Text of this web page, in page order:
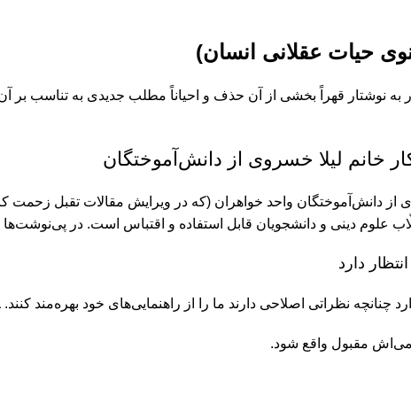
حیات عقلانی انسان)
به نوشتار قهراً بخشی از آن حذف و احیاناً مطلب جدیدی به
خانم لیلا خسروی از دانش‌آموختگان
دانش‌آموختگان واحد خواهران (که در ویرایش مقالات تقبل زحمت
علوم دینی و دانشجویان قابل استفاده و اقتباس است. در
مقبول واقع شود.